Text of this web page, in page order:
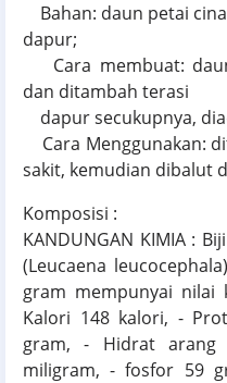
Bahan: daun petai
dapur;
Cara membuat:
dan ditambah terasi
dapur secukupnya,
Cara Menggunakan:
sakit, kemudian dibalut
Komposisi :
KANDUNGAN KIMIA :
(Leucaena
gram mempunyai nilai
Kalori 148 kalori, -
gram, - Hidrat arang
miligram, - fosfor 59